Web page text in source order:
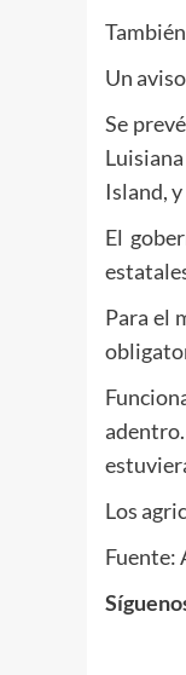
Un
Se
Island,
El
Para el
Los
Fuente: